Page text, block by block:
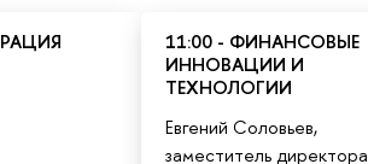
11:00 - ФИНАНСОВЫЕ
ИННОВАЦИИ И
ТЕХНОЛОГИИ
Евгений Соловьев,
заместитель директора